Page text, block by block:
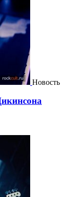
Новость